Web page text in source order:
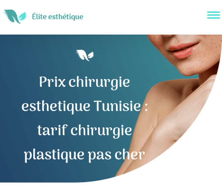
Prix chirurgie
esthetique Tunisie :
tarif chirurgie
plastique pas cher